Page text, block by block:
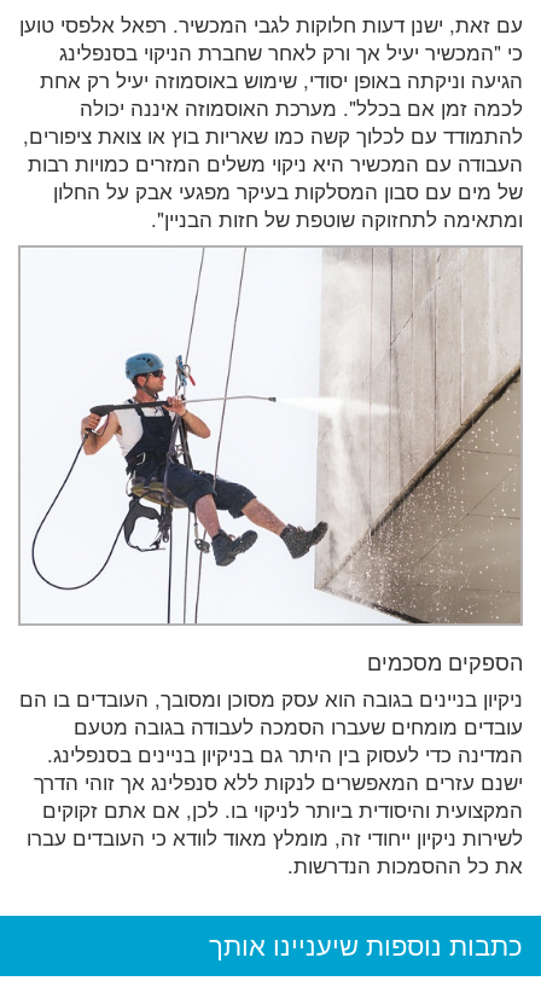
עם זאת, ישנן דעות חלוקות לגבי המכשיר. רפאל אלפסי טוען
כי "המכשיר יעיל אך ורק לאחר שחברת הניקוי בסנפלינג
הגיעה וניקתה באופן יסודי, שימוש באוסמוזה יעיל רק אחת
לכמה זמן אם בכלל". מערכת האוסמוזה איננה יכולה
להתמודד עם לכלוך קשה כמו שאריות בוץ או צואת ציפורים,
העבודה עם המכשיר היא ניקוי משלים המזרים כמויות רבות
של מים עם סבון המסלקות בעיקר מפגעי אבק על החלון
ומתאימה לתחזוקה שוטפת של חזות הבניין".
הספקים מסכמים
ניקיון בניינים בגובה הוא עסק מסוכן ומסובך, העובדים בו הם
עובדים מומחים שעברו הסמכה לעבודה בגובה מטעם
המדינה כדי לעסוק בין היתר גם בניקיון בניינים בסנפלינג.
ישנם עזרים המאפשרים לנקות ללא סנפלינג אך זוהי הדרך
המקצועית והיסודית ביותר לניקוי בו. לכן, אם אתם זקוקים
לשירות ניקיון ייחודי זה, מומלץ מאוד לוודא כי העובדים עברו
את כל ההסמכות הנדרשות.
כתבות נוספות שיעניינו אותך